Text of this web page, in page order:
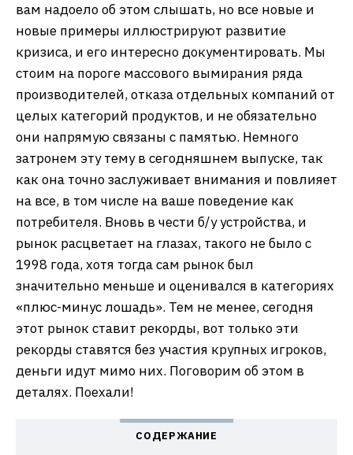
вам надоело об этом слышать, но все новые и
новые примеры иллюстрируют развитие
кризиса, и его интересно документировать. Мы
стоим на пороге массового вымирания ряда
производителей, отказа отдельных компаний от
целых категорий продуктов, и не обязательно
они напрямую связаны с памятью. Немного
затронем эту тему в сегодняшнем выпуске, так
как она точно заслуживает внимания и повлияет
на все, в том числе на ваше поведение как
потребителя. Вновь в чести б/у устройства, и
рынок расцветает на глазах, такого не было с
1998 года, хотя тогда сам рынок был
значительно меньше и оценивался в категориях
«плюс-минус лошадь». Тем не менее, сегодня
этот рынок ставит рекорды, вот только эти
рекорды ставятся без участия крупных игроков,
деньги идут мимо них. Поговорим об этом в
деталях. Поехали!